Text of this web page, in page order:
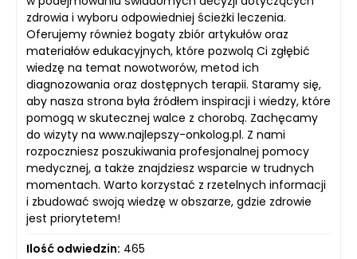
zdrowia i wyboru odpowiedniej ścieżki leczenia.
Oferujemy również bogaty zbiór artykułów oraz
materiałów edukacyjnych, które pozwolą Ci zgłębić
wiedzę na temat nowotworów, metod ich
diagnozowania oraz dostępnych terapii. Staramy się,
aby nasza strona była źródłem inspiracji i wiedzy, które
pomogą w skutecznej walce z chorobą. Zachęcamy
do wizyty na www.najlepszy-onkolog.pl. Z nami
rozpoczniesz poszukiwania profesjonalnej pomocy
medycznej, a także znajdziesz wsparcie w trudnych
momentach. Warto korzystać z rzetelnych informacji
i zbudować swoją wiedzę w obszarze, gdzie zdrowie
jest priorytetem!
Ilość odwiedzin: 465